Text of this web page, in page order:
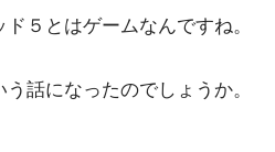
５とはゲームなんですね。
う話になったのでしょうか。